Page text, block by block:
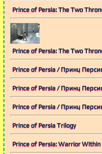
Prince of Persia: The Two
Prince of Persia: The Two
Prince of Persia / Принц
Prince of Persia / Принц
Prince of Persia / Принц
Prince of Persia Trilogy
Prince of Persia: Warrior Within